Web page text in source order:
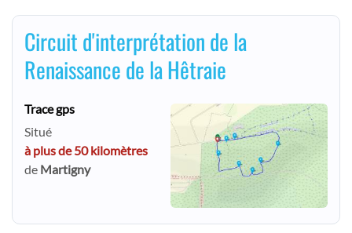
Circuit d'interprétation de la
Renaissance de la Hêtraie
Trace gps
Situé
à plus de 50 kilomètres
de Martigny